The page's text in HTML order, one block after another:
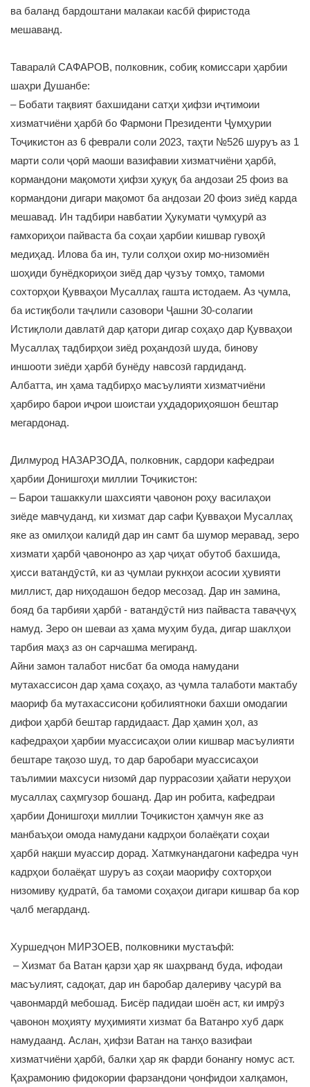
ва баланд бардоштани малакаи касбӣ фиристода
мешаванд.
Таваралӣ САФАРОВ, полковник, собиқ комиссари ҳарбии
шаҳри Душанбе:
– Бобати тақвият бахшидани сатҳи ҳифзи иҷтимоии
хизматчиёни ҳарбӣ бо Фармони Президенти Ҷумҳурии
Тоҷикистон аз 6 феврали соли 2023, таҳти №526 шуруъ аз 1
марти соли ҷорӣ маоши вазифавии хизматчиёни ҳарбӣ,
кормандони мақомоти ҳифзи ҳуқуқ ба андозаи 25 фоиз ва
кормандони дигари мақомот ба андозаи 20 фоиз зиёд карда
мешавад. Ин тадбири навбатии Ҳукумати ҷумҳурӣ аз
ғамхориҳои пайваста ба соҳаи ҳарбии кишвар гувоҳӣ
медиҳад. Илова ба ин, тули солҳои охир мо-низомиён
шоҳиди бунёдкориҳои зиёд дар ҷузъу томҳо, тамоми
сохторҳои Қувваҳои Мусаллаҳ гашта истодаем. Аз ҷумла,
ба истиқболи таҷлили сазовори Ҷашни 30-солагии
Истиқлоли давлатӣ дар қатори дигар соҳаҳо дар Қувваҳои
Мусаллаҳ тадбирҳои зиёд роҳандозӣ шуда, бинову
иншооти зиёди ҳарбӣ бунёду навсозӣ гардиданд.
Албатта, ин ҳама тадбирҳо масъулияти хизматчиёни
ҳарбиро барои иҷрои шоистаи уҳдадориҳояшон бештар
мегардонад.
Дилмурод НАЗАРЗОДА, полковник, сардори кафедраи
ҳарбии Донишгоҳи миллии Тоҷикистон:
– Барои ташаккули шахсияти ҷавонон роҳу василаҳои
зиёде мавҷуданд, ки хизмат дар сафи Қувваҳои Мусаллаҳ
яке аз омилҳои калидӣ дар ин самт ба шумор меравад, зеро
хизмати ҳарбӣ ҷавононро аз ҳар ҷиҳат обутоб бахшида,
ҳисси ватандӯстӣ, ки аз ҷумлаи рукнҳои асосии ҳувияти
миллист, дар ниҳодашон бедор месозад. Дар ин замина,
бояд ба тарбияи ҳарбӣ - ватандӯстӣ низ пайваста таваҷҷуҳ
намуд. Зеро он шеваи аз ҳама муҳим буда, дигар шаклҳои
тарбия маҳз аз он сарчашма мегиранд.
Айни замон талабот нисбат ба омода намудани
мутахассисон дар ҳама соҳаҳо, аз ҷумла талаботи мактабу
маориф ба мутахассисони қобилиятноки бахши омодагии
дифои ҳарбӣ бештар гардидааст. Дар ҳамин ҳол, аз
кафедраҳои ҳарбии муассисаҳои олии кишвар масъулияти
бештаре тақозо шуд, то дар баробари муассисаҳои
таълимии махсуси низомӣ дар пуррасозии ҳайати неруҳои
мусаллаҳ саҳмгузор бошанд. Дар ин робита, кафедраи
ҳарбии Донишгоҳи миллии Тоҷикистон ҳамчун яке аз
манбаъҳои омода намудани кадрҳои болаёқати соҳаи
ҳарбӣ нақши муассир дорад. Хатмкунандагони кафедра чун
кадрҳои болаёқат шуруъ аз соҳаи маорифу сохторҳои
низомиву қудратӣ, ба тамоми соҳаҳои дигари кишвар ба кор
ҷалб мегарданд.
Хуршедҷон МИРЗОЕВ, полковники мустаъфӣ:
– Хизмат ба Ватан қарзи ҳар як шаҳрванд буда, ифодаи
масъулият, садоқат, дар ин баробар далериву ҷасурӣ ва
ҷавонмардӣ мебошад. Бисёр падидаи шоён аст, ки имрӯз
ҷавонон моҳияту муҳимияти хизмат ба Ватанро хуб дарк
намудаанд. Аслан, ҳифзи Ватан на танҳо вазифаи
хизматчиёни ҳарбӣ, балки ҳар як фарди бонангу номус аст.
Қаҳрамонию фидокории фарзандони ҷонфидои халқамон,